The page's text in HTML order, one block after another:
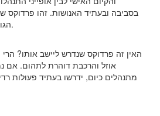
בסביבה ובעתיד האנושות. זהו פרדוקס
הגודע את הענף עליו יושבים.
האין זה פרדוקס שנדרש ליישב אותו?
אוזל והרכבת דוהרת לתהום. אם
מתנהלים כיום, ידרשו בעתיד פעולות